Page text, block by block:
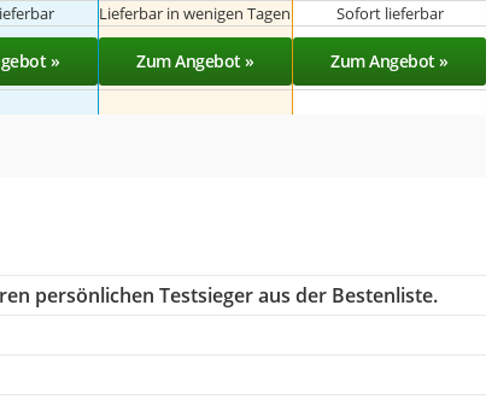
Lieferbar in wenigen Tagen Sofort lieferbar
» Zum Angebot » Zum Angebot »
persönlichen Testsieger aus der Bestenliste.